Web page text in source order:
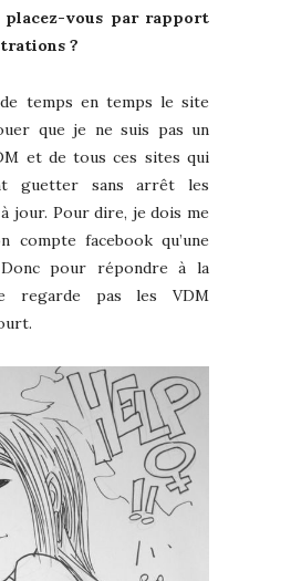
placez-vous par rapport
?
temps en temps le site
que je ne suis pas un
et de tous ces sites qui
guetter sans arrêt les
jour. Pour dire, je dois me
compte facebook qu’une
pour répondre à la
regarde pas les VDM